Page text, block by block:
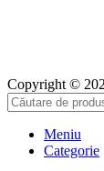
Copyright ©
Meniu
Categorie